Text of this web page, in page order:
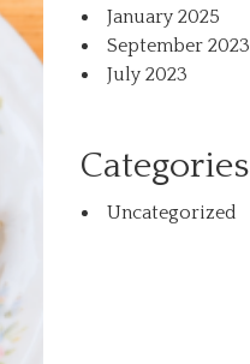
January 2025
September 2023
July 2023
Categories
Uncategorized